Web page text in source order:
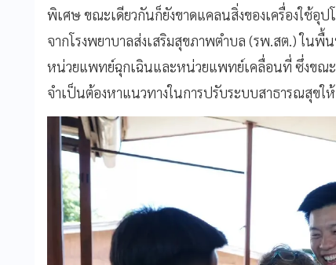
พิเศษ ขณะเดียวกันก็ยังขาดแคลนสิ่งของเครื่องใช้อุ
จากโรงพยาบาลส่งเสริมสุขภาพตำบล (รพ.สต.) ใน
หน่วยแพทย์ฉุกเฉินและหน่วยแพทย์เคลื่อนที่ ซึ่งขณะ
จำเป็นต้องหาแนวทางในการปรับระบบสาธารณสุขใ